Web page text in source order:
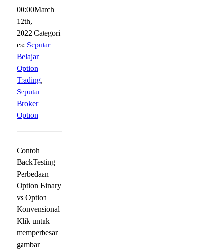
00:00March
12th,
2022|Categori
es: Seputar
Belajar
Option
Trading,
Seputar
Broker
Option|
Contoh
BackTesting
Perbedaan
Option Binary
vs Option
Konvensional
Klik untuk
memperbesar
gambar